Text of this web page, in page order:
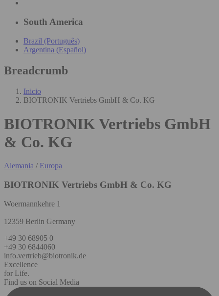
South America
Brazil (Português)
Argentina (Español)
Breadcrumb
Inicio
BIOTRONIK Vertriebs GmbH & Co. KG
BIOTRONIK Vertriebs GmbH
& Co. KG
Alemania / Europa
BIOTRONIK Vertriebs GmbH & Co. KG
Woermannkehre 1
12359 Berlin Germany
+49 30 68905 0
+49 30 6844060
info.vertrieb@biotronik.de
Excellence
for Life.
Find us on Social Media